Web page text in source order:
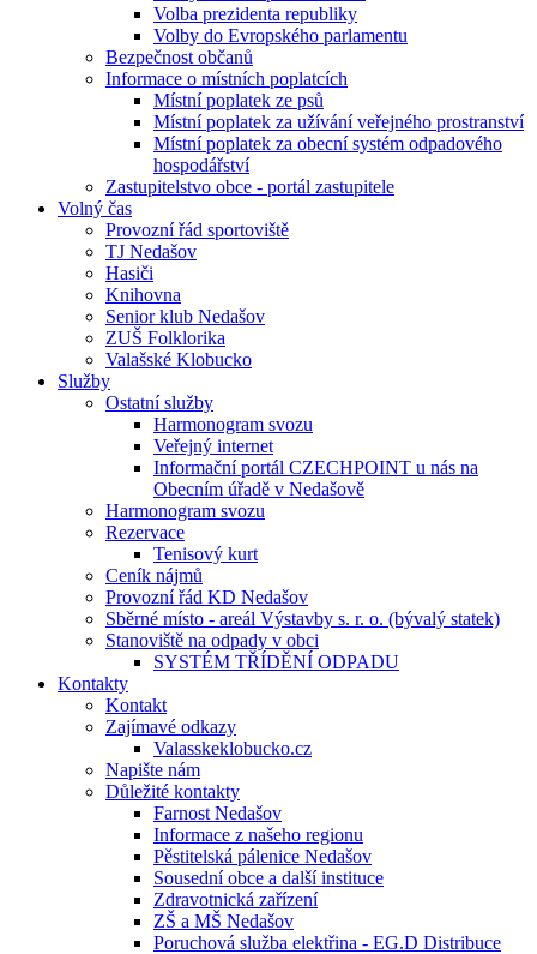
Volba prezidenta republiky
Volby do Evropského parlamentu
Bezpečnost občanů
Informace o místních poplatcích
Místní poplatek ze psů
Místní poplatek za užívání veřejného prostranství
Místní poplatek za obecní systém odpadového
hospodářství
Zastupitelstvo obce - portál zastupitele
Volný čas
Provozní řád sportoviště
TJ Nedašov
Hasiči
Knihovna
Senior klub Nedašov
ZUŠ Folklorika
Valašské Klobucko
Služby
Ostatní služby
Harmonogram svozu
Veřejný internet
Informační portál CZECHPOINT u nás na
Obecním úřadě v Nedašově
Harmonogram svozu
Rezervace
Tenisový kurt
Ceník nájmů
Provozní řád KD Nedašov
Sběrné místo - areál Výstavby s. r. o. (bývalý statek)
Stanoviště na odpady v obci
SYSTÉM TŘÍDĚNÍ ODPADU
Kontakty
Kontakt
Zajímavé odkazy
Valasskeklobucko.cz
Napište nám
Důležité kontakty
Farnost Nedašov
Informace z našeho regionu
Pěstitelská pálenice Nedašov
Sousední obce a další instituce
Zdravotnická zařízení
ZŠ a MŠ Nedašov
Poruchová služba elektřina - EG.D Distribuce